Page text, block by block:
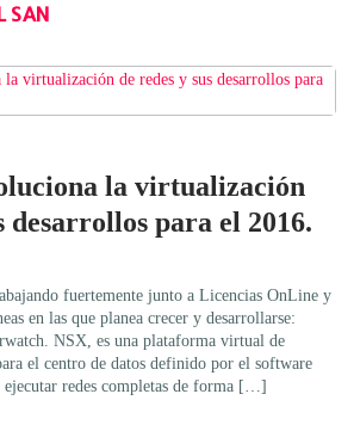
SAN
la virtualización
desarrollos para el 2016.
fuertemente junto a Licencias OnLine y
en las que planea crecer y desarrollarse:
NSX, es una plataforma virtual de
el centro de datos definido por el software
ejecutar redes completas de forma […]